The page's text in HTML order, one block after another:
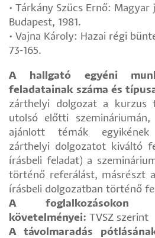
• Tárkány Szücs Ernő:
Budapest, 1981.
• Vajna Károly: Hazai régi
73-165.
A hallgató egyéni
feladatainak száma és
zárthelyi dolgozat a kurzus
utolsó előtti
ajánlott témák egyikének
zárthelyi dolgozatot kiváltó
írásbeli feladat) a
történő referálást, másrészt
írásbeli dolgozatban történő
A foglalkozásokon
követelményei: TVSZ szerint
A távolmaradás